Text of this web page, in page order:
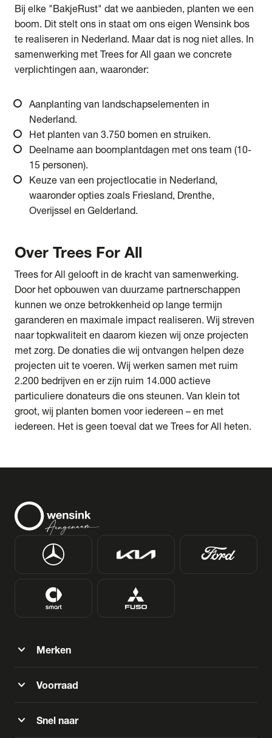
Bij elke "BakjeRust" dat we aanbieden, planten we een
boom. Dit stelt ons in staat om ons eigen Wensink bos
te realiseren in Nederland. Maar dat is nog niet alles. In
samenwerking met Trees for All gaan we concrete
verplichtingen aan, waaronder:
Aanplanting van landschapselementen in
Nederland.
Het planten van 3.750 bomen en struiken.
Deelname aan boomplantdagen met ons team (10-
15 personen).
Keuze van een projectlocatie in Nederland,
waaronder opties zoals Friesland, Drenthe,
Overijssel en Gelderland.
Over Trees For All
Trees for All gelooft in de kracht van samenwerking.
Door het opbouwen van duurzame partnerschappen
kunnen we onze betrokkenheid op lange termijn
garanderen en maximale impact realiseren. Wij streven
naar topkwaliteit en daarom kiezen wij onze projecten
met zorg. De donaties die wij ontvangen helpen deze
projecten uit te voeren. Wij werken samen met ruim
2.200 bedrijven en er zijn ruim 14.000 actieve
particuliere donateurs die ons steunen. Van klein tot
groot, wij planten bomen voor iedereen – en met
iedereen. Het is geen toeval dat we Trees for All heten.
expand_more Merken
expand_more Voorraad
expand_more Snel naar